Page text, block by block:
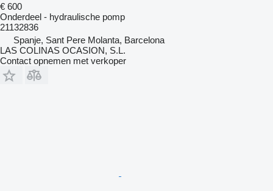
€ 600
Onderdeel - hydraulische pomp
21132836
Spanje, Sant Pere Molanta, Barcelona
LAS COLINAS OCASION, S.L.
Contact opnemen met verkoper